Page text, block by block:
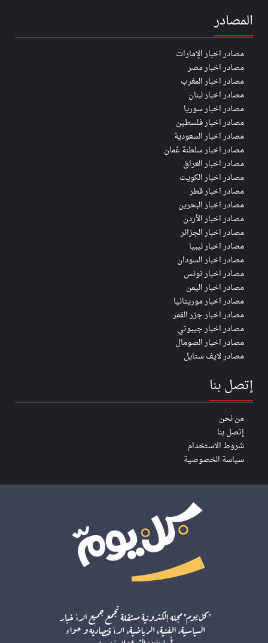
المصادر
مصادر اخبار الإمارات
مصادر اخبار مصر
مصادر اخبار المغرب
مصادر اخبار لبنان
مصادر اخبار سوريا
مصادر اخبار فلسطين
مصادر اخبار السعودية
مصادر اخبار سلطنة عُمان
مصادر اخبار العراق
مصادر اخبار الكويت
مصادر اخبار قطر
مصادر اخبار البحرين
مصادر اخبار الأردن
مصادر اخبار الجزائر
مصادر اخبار ليبيا
مصادر اخبار السودان
مصادر اخبار تونس
مصادر اخبار اليمن
مصادر اخبار موريتانيا
مصادر اخبار جزر القمر
مصادر اخبار جيبوتي
مصادر اخبار الصومال
مصادر لايف ستايل
إتصل بنا
من نحن
إتصل بنا
شروط الاستخدام
سياسة الخصوصية